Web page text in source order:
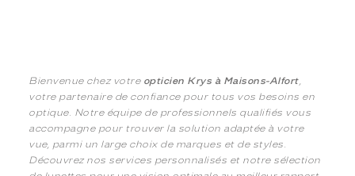
Bienvenue chez votre opticien Krys à Maisons-Alfort,
votre partenaire de confiance pour tous vos besoins en
optique. Notre équipe de professionnels qualifiés vous
accompagne pour trouver la solution adaptée à votre
vue, parmi un large choix de marques et de styles.
Découvrez nos services personnalisés et notre sélection